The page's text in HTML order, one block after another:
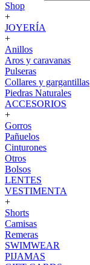
Shop
+
JOYERÍA
+
Anillos
Aros y caravanas
Pulseras
Collares y gargantillas
Piedras Naturales
ACCESORIOS
+
Gorros
Pañuelos
Cinturones
Otros
Bolsos
LENTES
VESTIMENTA
+
Shorts
Camisas
Remeras
SWIMWEAR
PIJAMAS